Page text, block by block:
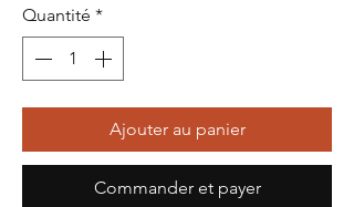
Quantité *
Ajouter au panier
Commander et payer